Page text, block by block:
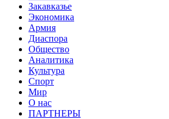
Закавказье
Экономика
Армия
Диаспора
Общество
Аналитика
Культура
Спорт
Мир
О нас
ПАРТНЕРЫ